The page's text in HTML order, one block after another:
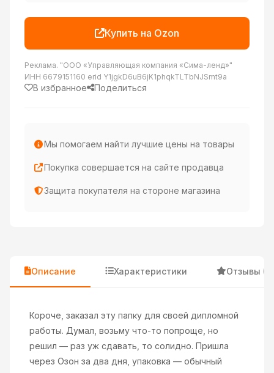
Купить на Ozon
Реклама. "ООО «Управляющая компания «Сима-ленд»"
ИНН 6679151160 erid Y1jgkD6uB6jK1phqkTLTbNJSmt9a
В избранное Поделиться
Мы помогаем найти лучшие цены на товары
Покупка совершается на сайте продавца
Защита покупателя на стороне магазина
Описание Характеристики Отзывы (3)
Короче, заказал эту папку для своей дипломной
работы. Думал, возьму что-то попроще, но
решил — раз уж сдавать, то солидно. Пришла
через Озон за два дня, упаковка — обычный